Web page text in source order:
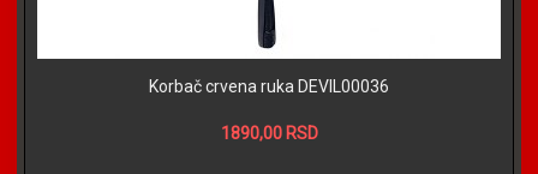
Korbač crvena ruka DEVIL00036
1890,00 RSD